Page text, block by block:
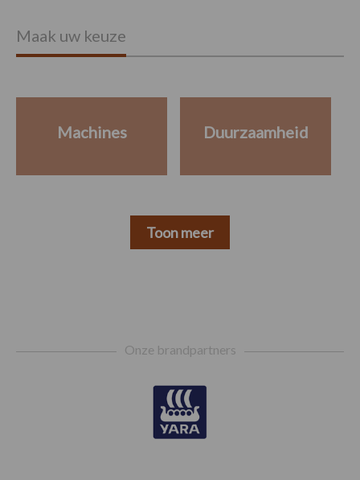
Maak uw keuze
Machines Duurzaamheid
Toon meer
Onze brandpartners